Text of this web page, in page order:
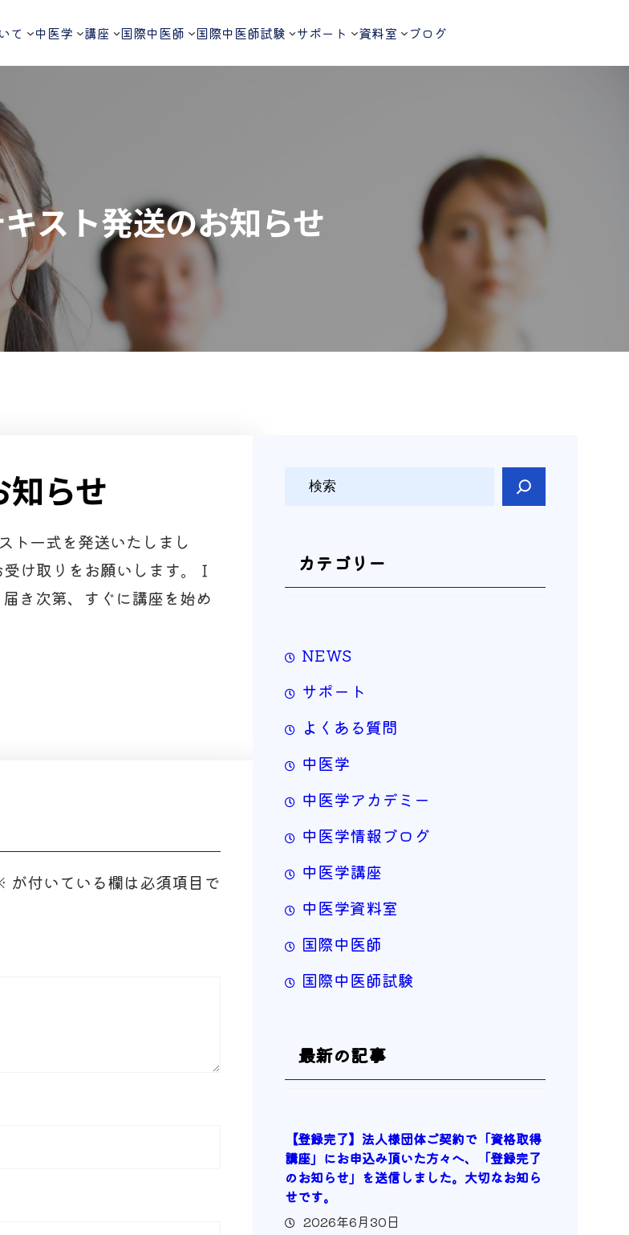
て 中医学 講座 国際中医師 国際中医師試験 サポート 資料室 ブログ
スト発送のお知らせ
らせ
ト一式を発送いたしまし
け取りをお願いします。Ｉ
き次第、すぐに講座を始め
が付いている欄は必須項目で
カテゴリー
NEWS
サポート
よくある質問
中医学
中医学アカデミー
中医学情報ブログ
中医学講座
中医学資料室
国際中医師
国際中医師試験
最新の記事
【登録完了】法人様団体ご契約で「資格取得
講座」にお申込み頂いた方々へ、「登録完了
のお知らせ」を送信しました。大切なお知ら
せです。
2026年6月30日